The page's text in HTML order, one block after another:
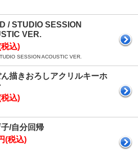
/ STUDIO SESSION
VER.
込)
SESSION ACOUSTIC VER.
描きおろしアクリルキーホ
込)
/自分回帰
(税込)